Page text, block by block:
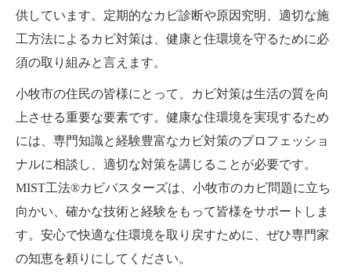
供しています。定期的なカビ診断や原因究明、適切な施
工方法によるカビ対策は、健康と住環境を守るために必
須の取り組みと言えます。
小牧市の住民の皆様にとって、カビ対策は生活の質を向
上させる重要な要素です。健康な住環境を実現するため
には、専門知識と経験豊富なカビ対策のプロフェッショ
ナルに相談し、適切な対策を講じることが必要です。
MIST工法®カビバスターズは、小牧市のカビ問題に立ち
向かい、確かな技術と経験をもって皆様をサポートしま
す。安心で快適な住環境を取り戻すために、ぜひ専門家
の知恵を頼りにしてください。